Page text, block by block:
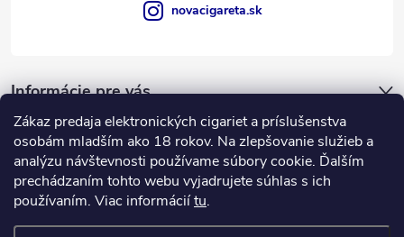
Zákaz predaja elektronických cigariet a príslušenstva
osobám mladším ako 18 rokov. Na zlepšovanie služieb a
analýzu návštevnosti používame súbory cookie. Ďalším
prechádzaním tohto webu vyjadrujete súhlas s ich
používaním. Viac informáciítu.
Informácie pre vás
Nákupný košík
0 KS /€0
novacigareta.sk